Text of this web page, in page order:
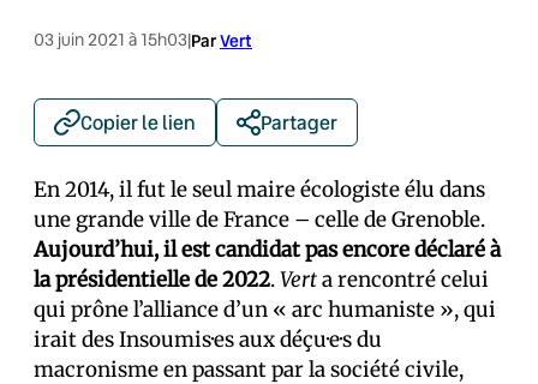
03 juin 2021 à 15h03|ParVert
Copier le lien Partager
En 2014, il fut le seul maire écologiste élu dans
une grande ville de France – celle de Grenoble.
Aujourd’hui, il est candidat pas encore déclaré à
la présidentielle de 2022.Verta rencontré celui
qui prône l’alliance d’un « arc humaniste », qui
irait des Insoumis·es aux déçu·e·s du
macronisme en passant par la société civile,